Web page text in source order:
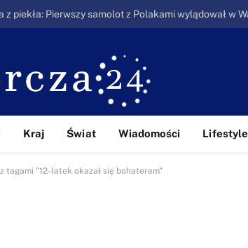
Kraj Świat Wiadomości Lifestyle
tagami "12-latek okazał się bohaterem"